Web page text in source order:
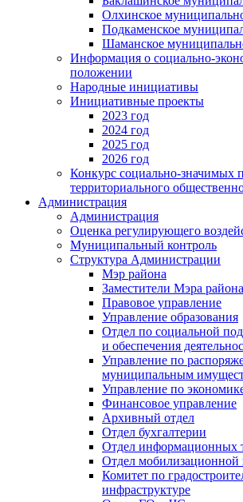
Олхинское
Подкаменское
Шаманское
Информация о социально-
положении
Народные инициативы
Инициативные проекты
2023 год
2024 год
2025 год
2026 год
Конкурс социально-значимых
территориального
Администрация
Администрация
Оценка регулирующего
Муниципальный контроль
Структура Администрации
Мэр района
Заместители Мэра района
Правовое управление
Управление образования
Отдел по социальной
и обеспечения
Управление по
муниципальным
Управление по
Финансовое управление
Архивный отдел
Отдел бухгалтерии
Отдел информационных
Отдел мобилизационной
Комитет по
инфраструктуре